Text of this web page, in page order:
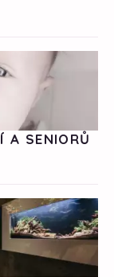
A SENIORŮ